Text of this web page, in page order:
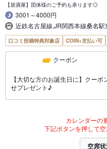
【居酒屋】団体様のご予約も承ります◎
3001～4000円
近鉄名古屋線,JR関西本線桑名
口コミ投稿特典対象店 COIN+支払い可
クーポン
【大切な方のお誕生日に】クー
せプレゼント♪
カレンダーの
下記ボタンを押して空
空席